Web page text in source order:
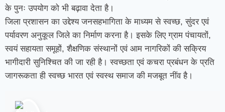
के पुनः उपयोग को भी बढ़ावा देता है।
जिला प्रशासन का उद्देश्य जनसहभागिता के माध्यम से स्वच्छ, सुंदर एवं
पर्यावरण अनुकूल जिले का निर्माण करना है। इसके लिए ग्राम पंचायतों,
स्वयं सहायता समूहों, शैक्षणिक संस्थानों एवं आम नागरिकों की सक्रिय
भागीदारी सुनिश्चित की जा रही है। स्वच्छता एवं कचरा प्रबंधन के प्रति
जागरूकता ही स्वच्छ भारत एवं स्वस्थ समाज की मजबूत नींव है।